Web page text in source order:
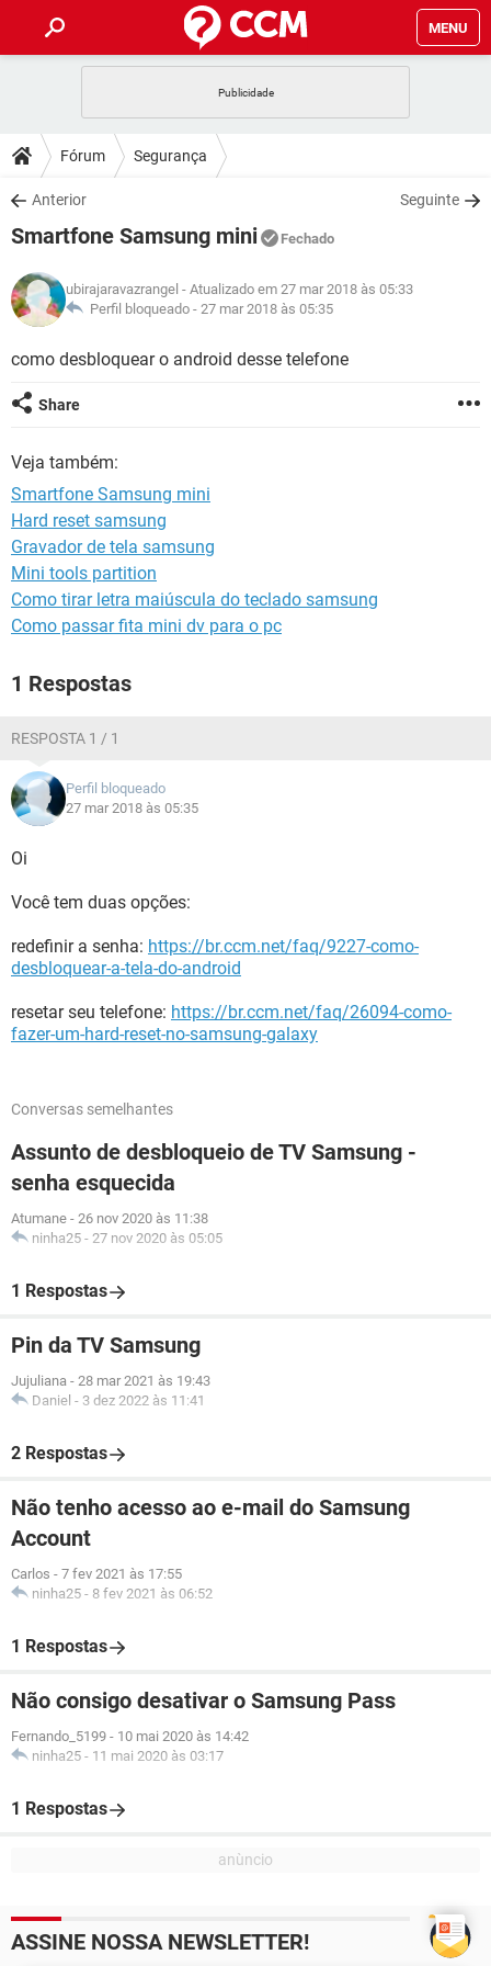
MENU
CELULAR
OUTLOOK
INSTAGRAM GMAIL
GUIA DE COMPRAS
DICAS
JOGOS
INSTAGRAM GMAIL
GUIA DE COMPRAS
DOWNLOADS
JOGOS WHATSAPP
CELULAR
OUTLOOK EXCEL
INSTAGRAM GMAIL
JOGOS WHATSAPP
CELULAR
OUTLOOK EXCEL
INSTAGRAM
GLOSSÁRIO
WHATSAPP
INSTAGRAM
GUIA DE COMPRAS
Fórum Segurança
Anterior Seguinte
Smartfone Samsung mini Fechado
ubirajaravazrangel - Atualizado em 27 mar 2018 às 05:33
Perfil bloqueado - 27 mar 2018 às 05:35
como desbloquear o android desse telefone
Share
Veja também:
Smartfone Samsung mini
Hard reset samsung
Gravador de tela samsung
Mini tools partition
Como tirar letra maiúscula do teclado samsung
Como passar fita mini dv para o pc
1 Respostas
RESPOSTA 1 / 1
Perfil bloqueado
27 mar 2018 às 05:35
Oi
Você tem duas opções:
redefinir a senha: https://br.ccm.net/faq/9227-como-
desbloquear-a-tela-do-android
resetar seu telefone: https://br.ccm.net/faq/26094-como-
fazer-um-hard-reset-no-samsung-galaxy
Conversas semelhantes
Assunto de desbloqueio de TV Samsung -
senha esquecida
Atumane - 26 nov 2020 às 11:38
ninha25 - 27 nov 2020 às 05:05
1 Respostas
Pin da TV Samsung
Jujuliana - 28 mar 2021 às 19:43
Daniel - 3 dez 2022 às 11:41
2 Respostas
Não tenho acesso ao e-mail do Samsung
Account
Carlos - 7 fev 2021 às 17:55
ninha25 - 8 fev 2021 às 06:52
1 Respostas
Não consigo desativar o Samsung Pass
Fernando_5199 - 10 mai 2020 às 14:42
ninha25 - 11 mai 2020 às 03:17
1 Respostas
ASSINE NOSSA NEWSLETTER!